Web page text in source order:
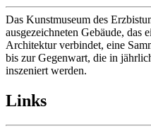
Das Kunstmuseum des
ausgezeichneten Gebäude, das
Architektur verbindet, eine
bis zur Gegenwart, die in
inszeniert werden.
Links